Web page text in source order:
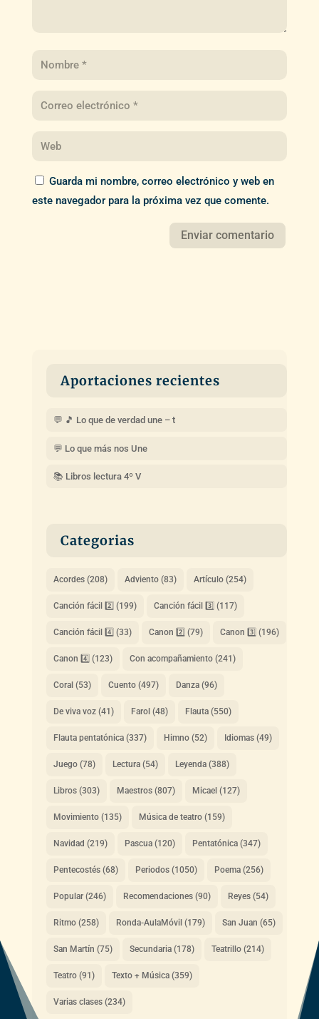
Guarda mi nombre, correo electrónico y web en
este navegador para la próxima vez que comente.
Aportaciones recientes
💬 🎵 Lo que de verdad une – t
💬 Lo que más nos Une
📚 Libros lectura 4º V
Categorias
Acordes(208) Adviento(83) Artículo(254)
Canción fácil 2️⃣ (199) Canción fácil 3️⃣ (117)
Canción fácil 4️⃣ (33) Canon 2️⃣ (79) Canon 3️⃣ (196)
Canon 4️⃣ (123) Con acompañamiento(241)
Coral (53) Cuento(497) Danza(96)
De viva voz(41) Farol (48) Flauta(550)
Flauta pentatónica(337) Himno(52) Idiomas(49)
Juego(78) Lectura(54) Leyenda(388)
Libros(303) Maestros(807) Micael (127)
Movimiento(135) Música de teatro(159)
Navidad (219) Pascua(120) Pentatónica(347)
Pentecostés(68) Periodos(1050) Poema(256)
Popular(246) Recomendaciones(90) Reyes(54)
Ritmo(258) Ronda-AulaMóvil (179) San Juan (65)
San Martín (75) Secundaria(178) Teatrillo(214)
Teatro(91) Texto + Música(359)
Varias clases(234)